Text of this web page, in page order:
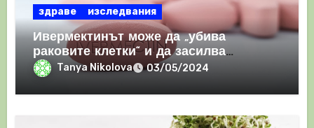
здраве изследвания
Ивермектинът може да „убива
раковите клетки“ и да засилва
имунния отговор
Tanya Nikolova 03/05/2024